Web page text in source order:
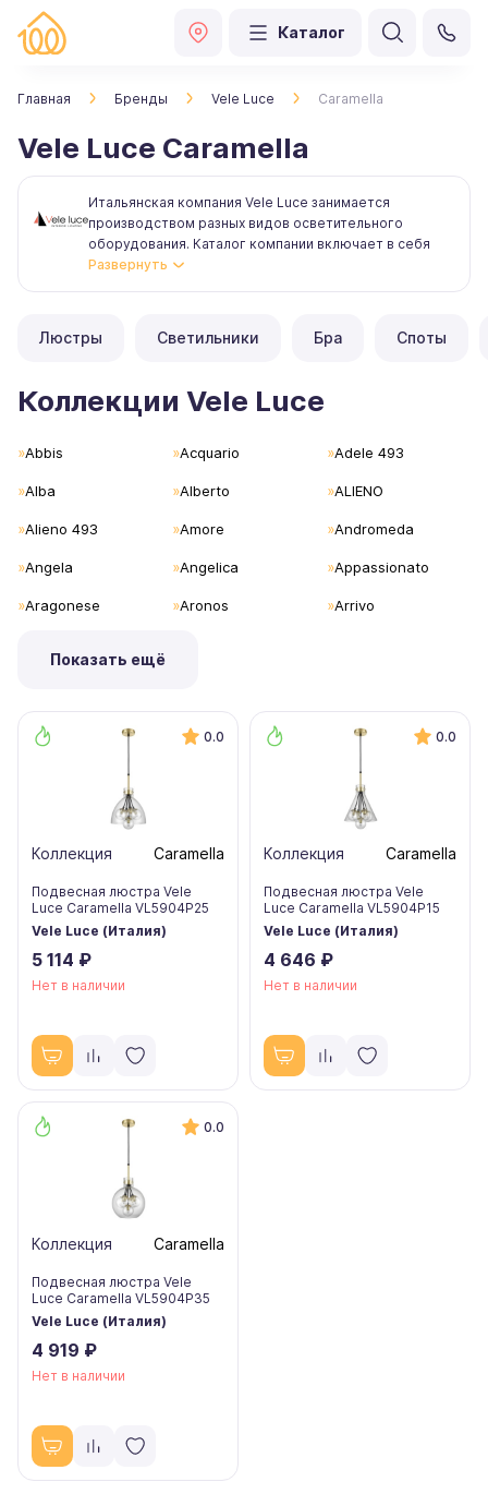
Каталог
Главная Бренды Vele Luce Caramella
Vele Luce Caramella
Итальянская компания Vele Luce занимается
производством разных видов осветительного
оборудования. Каталог компании включает в себя
более ста моделей торшеров, люстр, бра и другой
необходимой функциональностью, и в то же время
изящностью форм. Компания внедряет новые
возможность воплощать в жизнь разнообразные
создания своих изделий высококачественное сырье,
воздействиям, долговечность и прочность.
Люстры Светильники Бра Споты
Коллекции Vele Luce
Abbis Acquario Adele 493
Alba Alberto ALIENO
Alieno 493 Amore Andromeda
Angela Angelica Appassionato
Aragonese Aronos Arrivo
Показать ещё
0.0
Коллекция Caramella
Подвесная люстра Vele
Luce Caramella VL5904P25
Vele Luce (Италия)
5 114 ₽
Нет в наличии
0.0
Коллекция Caramella
Подвесная люстра Vele
Luce Caramella VL5904P15
Vele Luce (Италия)
4 646 ₽
Нет в наличии
0.0
Коллекция Caramella
Подвесная люстра Vele
Luce Caramella VL5904P35
Vele Luce (Италия)
4 919 ₽
Нет в наличии